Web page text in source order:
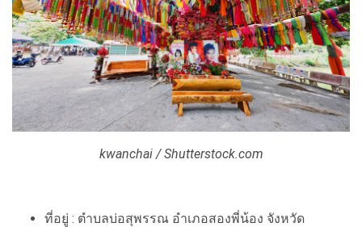
kwanchai / Shutterstock.com
ที่อยู่ : ตำบลบ่อสุพรรณ อำเภอสองพี่น้อง จังหวัด